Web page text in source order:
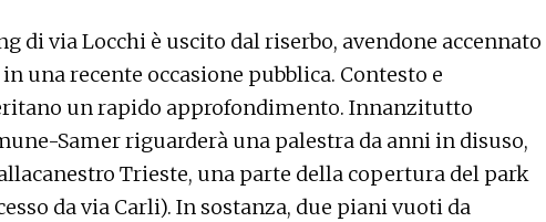
di via Locchi è uscito dal riserbo, avendone accennato
una recente occasione pubblica. Contesto e
un rapido approfondimento. Innanzitutto
Samer riguarderà una palestra da anni in disuso,
Trieste, una parte della copertura del park
da via Carli). In sostanza, due piani vuoti da